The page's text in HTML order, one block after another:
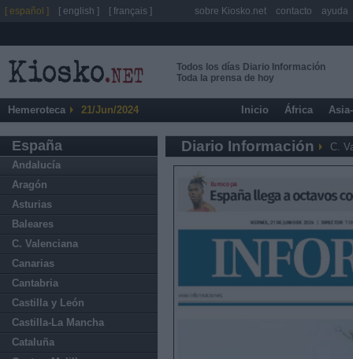
Todos los días Diario Información
Toda la prensa de hoy
Hemeroteca 21/Jun/2024 Inicio África
España
Andalucía
Aragón
Asturias
Baleares
C. Valenciana
Canarias
Cantabria
Castilla y León
Castilla-La Mancha
Cataluña
Diario Información C.
[ español ] [ english ] [ français ] sobre Kiosko.net contacto ayuda